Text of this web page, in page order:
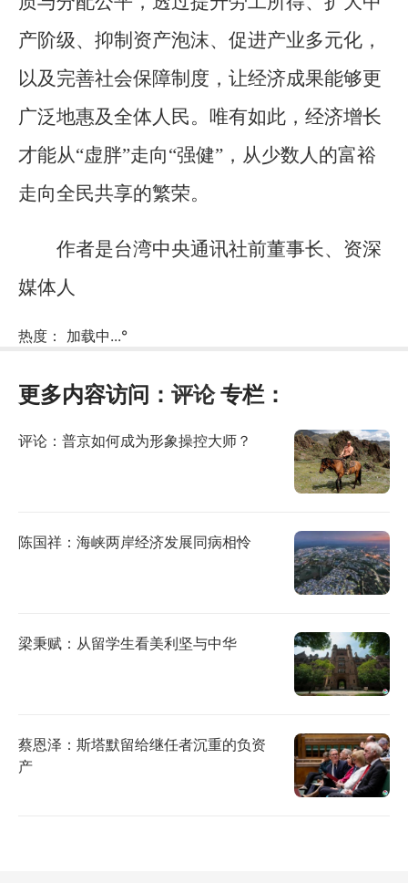
产阶级、抑制资产泡沫、促进产业多元化，
以及完善社会保障制度，让经济成果能够更
广泛地惠及全体人民。唯有如此，经济增长
才能从“虚胖”走向“强健”，从少数人的富裕
走向全民共享的繁荣。
作者是台湾中央通讯社前董事长、资深
媒体人
热度： 加载中...°
更多内容访问： 评论专栏：
评论：普京如何成为形象操控大师？
陈国祥：海峡两岸经济发展同病相怜
梁秉赋：从留学生看美利坚与中华
蔡恩泽：斯塔默留给继任者沉重的负资
产